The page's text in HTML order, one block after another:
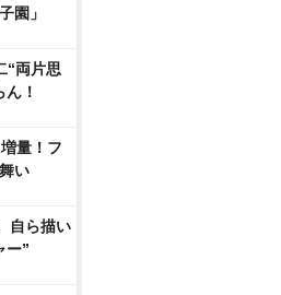
園」
“両片思
！
量！フ
い
自ら描い
ー”